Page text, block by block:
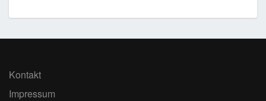
Kontakt
Impressum